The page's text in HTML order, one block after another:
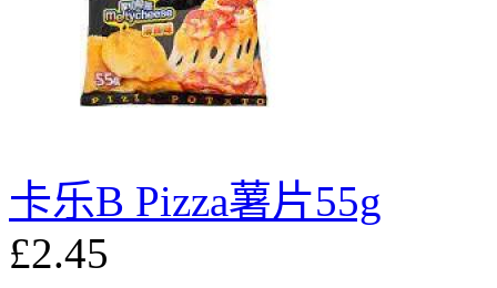
卡乐B Pizza薯片55g
£2.45